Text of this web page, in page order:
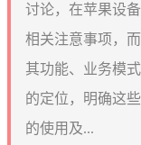
讨论，在苹果设
相关注意事项，
其功能、业务模
的定位，明确这
的使用及...